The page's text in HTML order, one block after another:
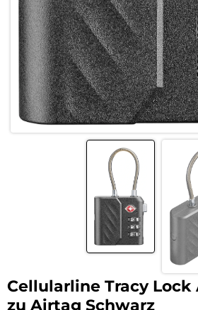
Cellularline Tracy
zu Airtag Schwarz